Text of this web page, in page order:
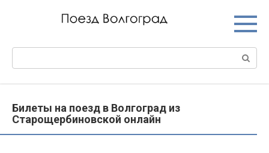
Билеты на поезд в Волгоград из
Старощербиновской онлайн